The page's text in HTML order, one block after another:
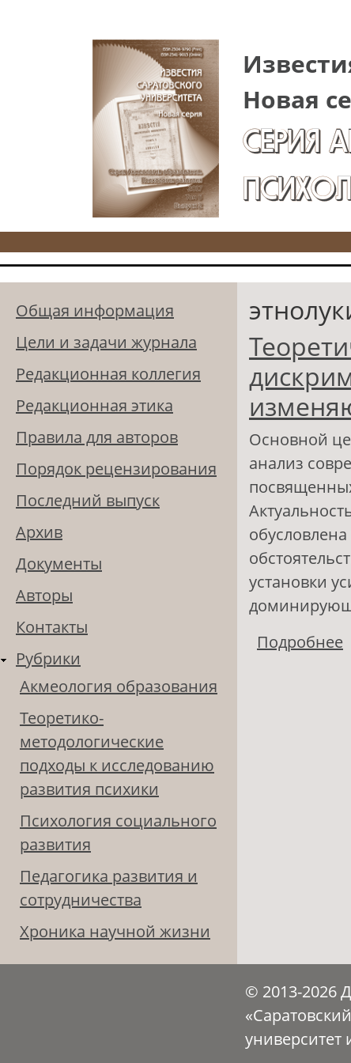
Новая
СЕРИЯ
Общая информация
Цели и задачи журнала
Редакционная коллегия
Редакционная этика
Правила для авторов
Порядок рецензирования
Последний выпуск
Архив
Документы
Авторы
Контакты
Рубрики
Акмеология образования
Теоретико-
методологические
подходы к исследованию
развития психики
Психология социального
развития
Педагогика развития и
сотрудничества
Хроника научной жизни
Основной
анализ
установки
Подробнее
© 2013-2026